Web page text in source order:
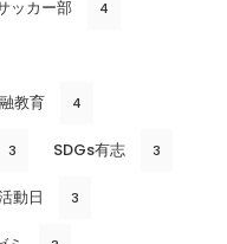
ッカー部 4
教育 4
3 SDGs有志 3
動日 3